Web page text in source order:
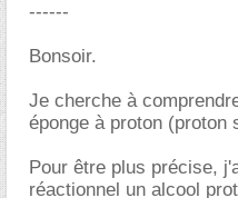
------
Bonsoir.
Je cherche à
éponge à proton (proton
Pour être plus précise,
réactionnel un alcool